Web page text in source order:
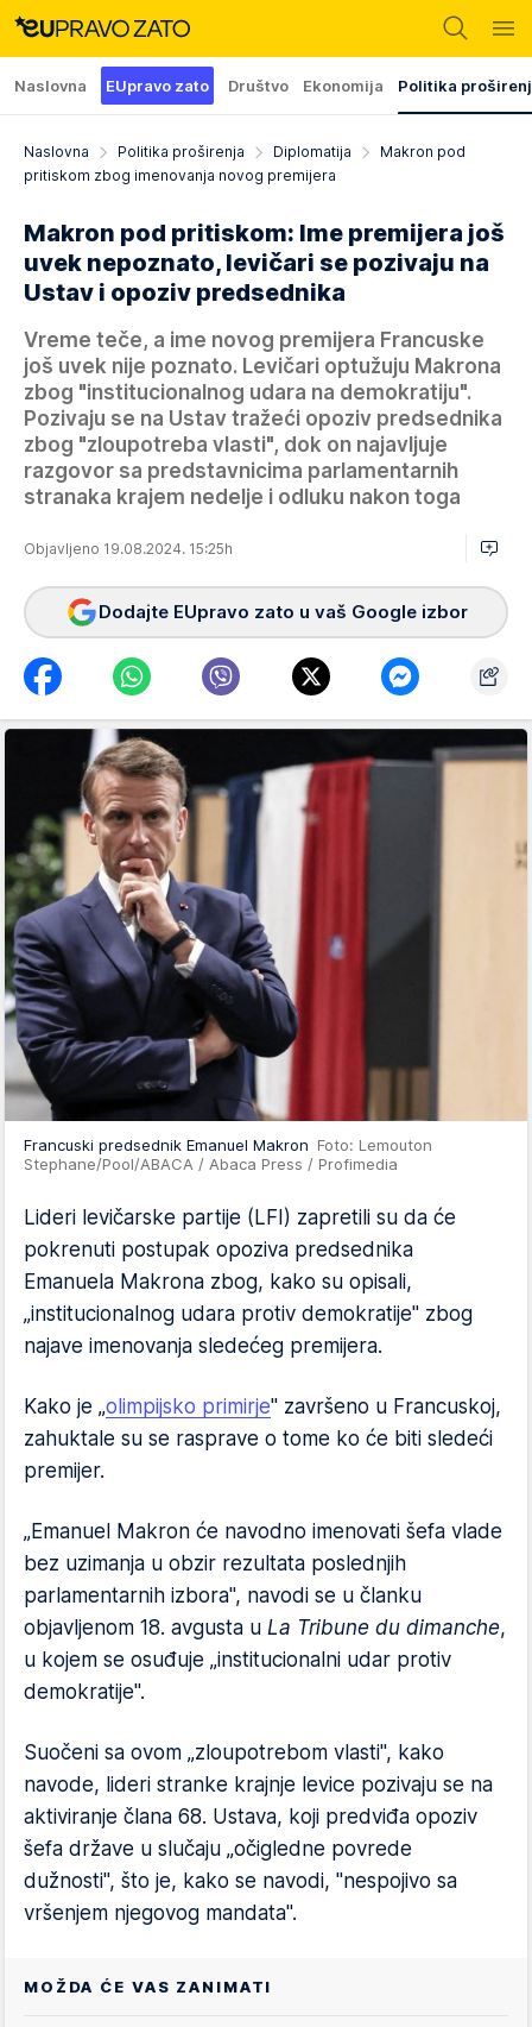
Naslovna EUpravo zato Društvo Ekonomija Politika
Naslovna Politika proširenja Diplomatija
Makron pod
pritiskom zbog imenovanja novog premijera
Makron pod pritiskom: Ime premijera još
uvek nepoznato, levičari se pozivaju na
Ustav i opoziv predsednika
Vreme teče, a ime novog premijera Francuske
još uvek nije poznato. Levičari optužuju Makrona
zbog "institucionalnog udara na demokratiju".
Pozivaju se na Ustav tražeći opoziv predsednika
zbog "zloupotreba vlasti", dok on najavljuje
razgovor sa predstavnicima parlamentarnih
stranaka krajem nedelje i odluku nakon toga
Objavljeno 19.08.2024. 15:25h
Dodajte EUpravo zato u vaš Google izbor
Francuski predsednik Emanuel Makron Foto: Lemouton
Stephane/Pool/ABACA / Abaca Press / Profimedia
Lideri levičarske partije (LFI) zapretili su da će
pokrenuti postupak opoziva predsednika
Emanuela Makrona zbog, kako su opisali,
„institucionalnog udara protiv demokratije" zbog
najave imenovanja sledećeg premijera.
Kako je „olimpijsko primirje" završeno u Francuskoj,
zahuktale su se rasprave o tome ko će biti sledeći
premijer.
„Emanuel Makron će navodno imenovati šefa vlade
bez uzimanja u obzir rezultata poslednjih
parlamentarnih izbora", navodi se u članku
objavljenom 18. avgusta u La Tribune du dimanche,
u kojem se osuđuje „institucionalni udar protiv
demokratije".
Suočeni sa ovom „zloupotrebom vlasti", kako
navode, lideri stranke krajnje levice pozivaju se na
aktiviranje člana 68. Ustava, koji predviđa opoziv
šefa države u slučaju „očigledne povrede
dužnosti", što je, kako se navodi, "nespojivo sa
vršenjem njegovog mandata".
MOŽDA ĆE VAS ZANIMATI